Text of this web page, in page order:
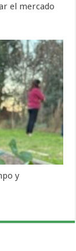
el mercado
y